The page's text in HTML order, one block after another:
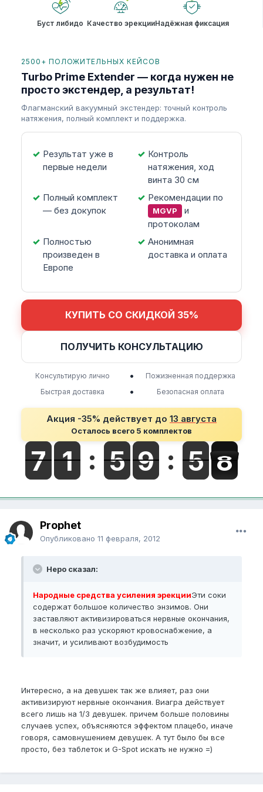
Буст либидо Качество эрекцииНадёжная фиксация
2500+ ПОЛОЖИТЕЛЬНЫХ КЕЙСОВ
Turbo Prime Extender — когда нужен не
просто экстендер, а результат!
Флагманский вакуумный экстендер: точный контроль
натяжения, полный комплект и поддержка.
Результат уже в
первые недели
Контроль
натяжения, ход
винта 30 см
Полный комплект
— без докупок
Рекомендации по
MGVP
и
протоколам
Полностью
произведен в
Европе
Анонимная
доставка и оплата
КУПИТЬ СО СКИДКОЙ 35%
ПОЛУЧИТЬ КОНСУЛЬТАЦИЮ
Консультирую лично •
Пожизненная поддержка
Быстрая доставка
• Безопасная оплата
Акция -35% действует до 13 августа
Осталось всего 5 комплектов
Prophet
Опубликовано 11 февраля, 2012
Неро сказал:
Народные средства усиления эрекцииЭти соки
содержат большое количество энзимов. Они
заставляют активизироваться нервные окончания,
в несколько раз ускоряют кровоснабжение, а
значит, и усиливают возбудимость
Интересно, а на девушек так же влияет, раз они
активизируют нервные окончания. Виагра действует
всего лишь на 1/3 девушек. причем больше половины
случаев успех, объясняются эффектом плацебо, иначе
говоря, самовнушением девушек. А тут было бы все
просто, без таблеток и G-Spot искать не нужно =)